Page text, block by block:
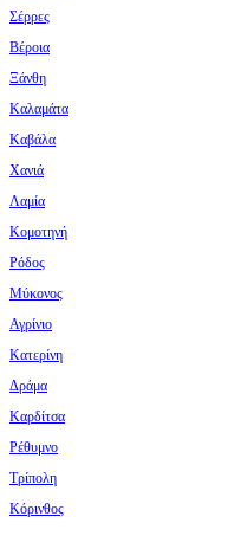
Σέρρες
Βέροια
Ξάνθη
Καλαμάτα
Καβάλα
Χανιά
Λαμία
Κομοτηνή
Ρόδος
Μύκονος
Αγρίνιο
Κατερίνη
Δράμα
Καρδίτσα
Ρέθυμνο
Τρίπολη
Κόρινθος